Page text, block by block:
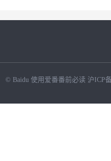
© Baidu 使用爱番番前必读 沪ICP